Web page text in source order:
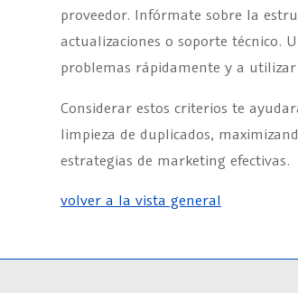
proveedor. Infórmate sobre la
actualizaciones o soporte técnico.
problemas rápidamente y a
Considerar estos criterios te
limpieza de duplicados,
estrategias de marketing efectivas.
volver a la vista general